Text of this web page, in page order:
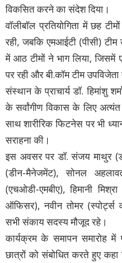
विकसित करने का संदेश दिया।
वॉलीबॉल प्रतियोगिता में छह
रही, जबकि एमआईटी (पीसी) टीम
में आठ टीमों ने भाग लिया, जिसमें
पर रही और बी.कॉम टीम उपविजेता
संस्थान के प्राचार्य डॉ. हिमांशु
के सर्वांगीण विकास के लिए
साथ शारीरिक फिटनेस पर भी
सराहना की।
इस अवसर पर डॉ. संजय माथुर
(डीन-मैनेजमेंट), सोनल
(एचओडी-एमबीए), हिमानी
ऑफिसर), नवीन तोमर
सभी संकाय सदस्य मौजूद रहे।
कार्यक्रम के समापन समारोह में
छात्रों को संबोधित करते हुए